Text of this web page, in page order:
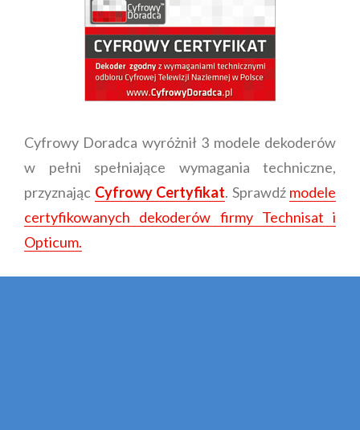
Cyfrowy Doradca wyróżnił 3 modele dekoderów
w pełni spełniające wymagania techniczne,
przyznając Cyfrowy Certyfikat. Sprawdź modele
certyfikowanych dekoderów firmy Technisat i
Opticum.